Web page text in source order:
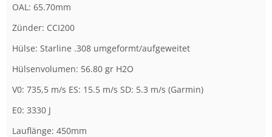
OAL: 65.70mm
Zünder: CCI200
Hülse: Starline .308 umgeformt/aufgeweitet
Hülsenvolumen: 56.80 gr H2O
V0: 735,5 m/s ES: 15.5 m/s SD: 5.3 m/s (Garmin)
E0: 3330 J
Lauflänge: 450mm